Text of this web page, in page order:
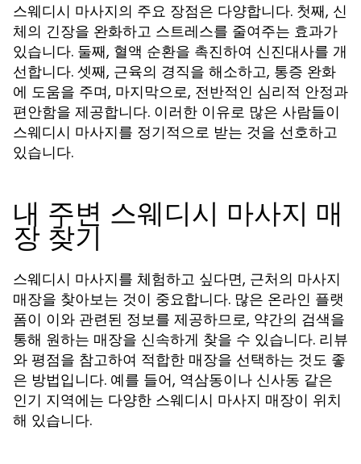
스웨디시 마사지의 주요 장점은 다양합니다. 첫째, 신
체의 긴장을 완화하고 스트레스를 줄여주는 효과가
있습니다. 둘째, 혈액 순환을 촉진하여 신진대사를 개
선합니다. 셋째, 근육의 경직을 해소하고, 통증 완화
에 도움을 주며, 마지막으로, 전반적인 심리적 안정과
편안함을 제공합니다. 이러한 이유로 많은 사람들이
스웨디시 마사지를 정기적으로 받는 것을 선호하고
있습니다.
내 주변 스웨디시 마사지 매
장 찾기
스웨디시 마사지를 체험하고 싶다면, 근처의 마사지
매장을 찾아보는 것이 중요합니다. 많은 온라인 플랫
폼이 이와 관련된 정보를 제공하므로, 약간의 검색을
통해 원하는 매장을 신속하게 찾을 수 있습니다. 리뷰
와 평점을 참고하여 적합한 매장을 선택하는 것도 좋
은 방법입니다. 예를 들어, 역삼동이나 신사동 같은
인기 지역에는 다양한 스웨디시 마사지 매장이 위치
해 있습니다.